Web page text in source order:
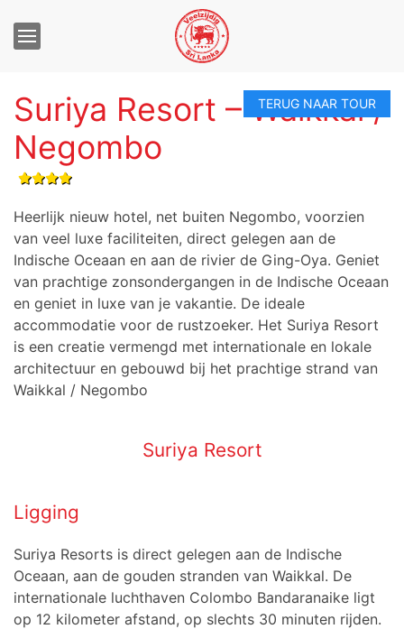
Suriya Resort – Waikkal /
Negombo
Heerlijk nieuw hotel, net buiten Negombo, voorzien
van veel luxe faciliteiten, direct gelegen aan de
Indische Oceaan en aan de rivier de Ging-Oya. Geniet
van prachtige zonsondergangen in de Indische Oceaan
en geniet in luxe van je vakantie. De ideale
accommodatie voor de rustzoeker. Het Suriya Resort
is een creatie vermengd met internationale en lokale
architectuur en gebouwd bij het prachtige strand van
Waikkal / Negombo
Suriya Resort
Ligging
Suriya Resorts is direct gelegen aan de Indische
Oceaan, aan de gouden stranden van Waikkal. De
internationale luchthaven Colombo Bandaranaike ligt
op 12 kilometer afstand, op slechts 30 minuten rijden.